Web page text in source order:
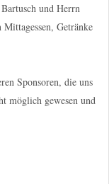
und Herrn
Getränke
Sponsoren, die uns
möglich gewesen und